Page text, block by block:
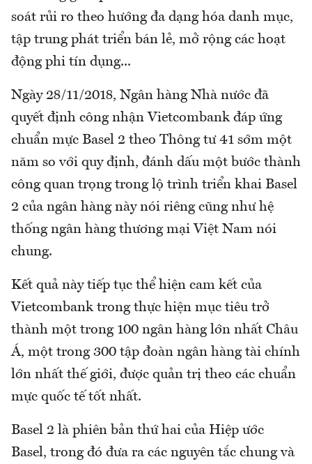
soát rủi ro theo hướng đa dạng hóa danh mục,
tập trung phát triển bán lẻ, mở rộng các hoạt
động phi tín dụng...
Ngày 28/11/2018, Ngân hàng Nhà nước đã
quyết định công nhận Vietcombank đáp ứng
chuẩn mực Basel 2 theo Thông tư 41 sớm một
năm so với quy định, đánh dấu một bước thành
công quan trọng trong lộ trình triển khai Basel
2 của ngân hàng này nói riêng cũng như hệ
thống ngân hàng thương mại Việt Nam nói
chung.
Kết quả này tiếp tục thể hiện cam kết của
Vietcombank trong thực hiện mục tiêu trở
thành một trong 100 ngân hàng lớn nhất Châu
Á, một trong 300 tập đoàn ngân hàng tài chính
lớn nhất thế giới, được quản trị theo các chuẩn
mực quốc tế tốt nhất.
Basel 2 là phiên bản thứ hai của Hiệp ước
Basel, trong đó đưa ra các nguyên tắc chung và